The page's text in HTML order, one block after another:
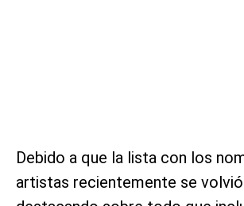
Debido a que la lista con los
artistas recientemente se